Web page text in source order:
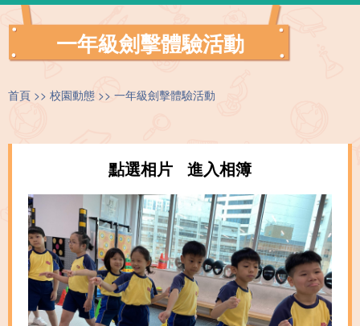
一年級劍擊體驗活動
首頁 校園動態 一年級劍擊體驗活動
點選相片 進入相簿